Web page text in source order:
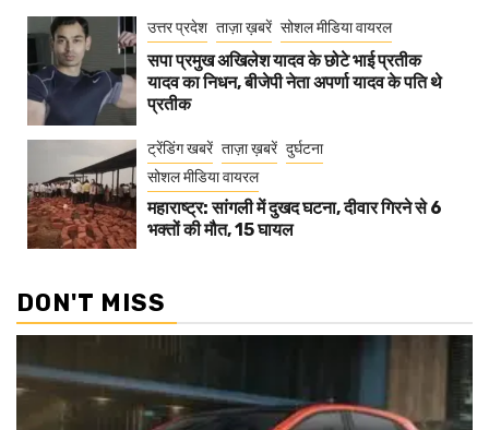
उत्तर प्रदेश ताज़ा ख़बरें सोशल मीडिया वायरल
सपा प्रमुख अखिलेश यादव के छोटे भाई प्रतीक
यादव का निधन, बीजेपी नेता अपर्णा यादव के पति थे
प्रतीक
ट्रेंडिंग खबरें ताज़ा ख़बरें दुर्घटना
सोशल मीडिया वायरल
महाराष्ट्र: सांगली में दुखद घटना, दीवार गिरने से 6
भक्तों की मौत, 15 घायल
DON'T MISS